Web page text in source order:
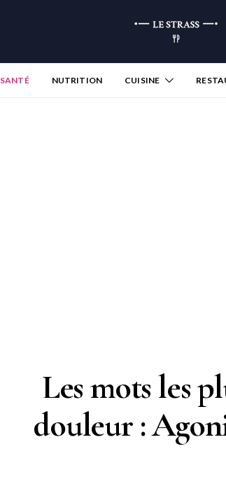
SANTÉ NUTRITION CUISINE
Les mots les
douleur :